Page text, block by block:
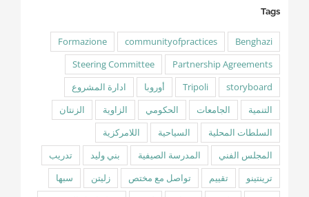
Tags
Benghazi
communityofpractices
Formazione
Partnership Agreements
Steering Committee
storyboard
Tripoli أوروبا
ادارة المشروع
التنمية
الجامعات الحكومي الزاوية
الزنتان
السلطات المحلية
السياحية
اللامركزية
المجلس الفني
المدرسة الصيفية بني وليد
تدريب
ترينتينو
تقييم تواصل مع مختص زليتن
سبها